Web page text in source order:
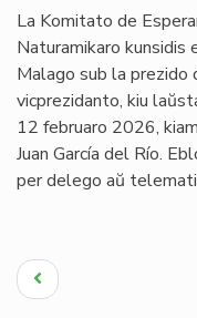
La Komitato de
Naturamikaro kunsidis
Malago sub la prezido
vicprezidanto, kiu
12 februaro 2026,
Juan García del Río.
per delego aŭ
Pagination
Antaŭa
paĝo